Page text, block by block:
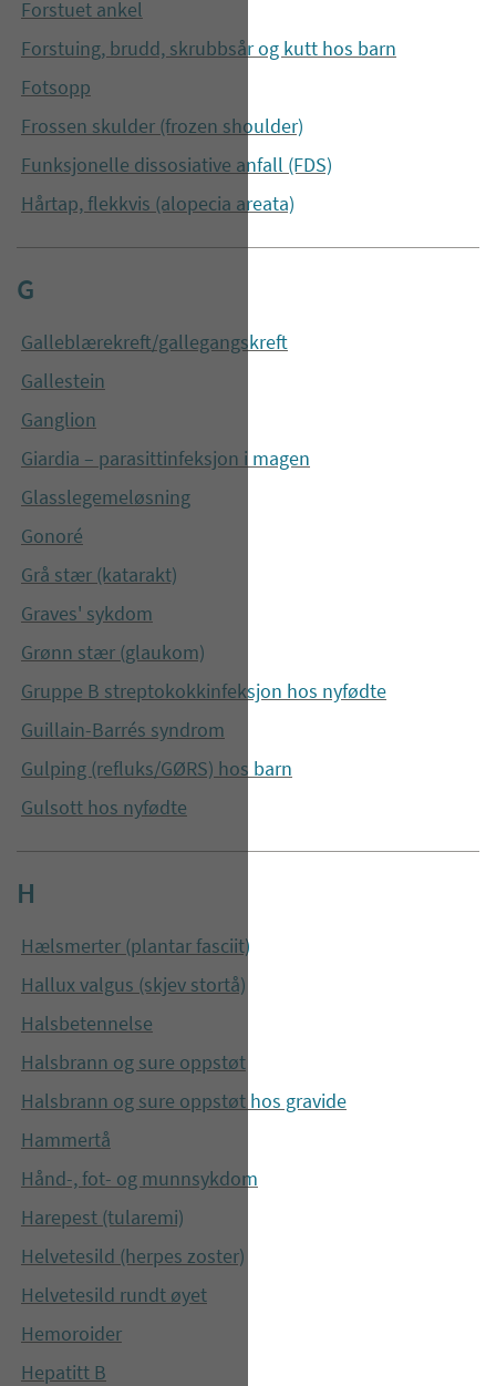
Forstuet ankel
Forstuing, brudd, skrubbsår og kutt hos barn
Fotsopp
Frossen skulder (frozen shoulder)
Funksjonelle dissosiative anfall (FDS)
Hårtap, flekkvis (alopecia areata)
G
Galleblærekreft/gallegangskreft
Gallestein
Ganglion
Giardia – parasittinfeksjon i magen
Glasslegemeløsning
Gonoré
Grå stær (katarakt)
Graves' sykdom
Grønn stær (glaukom)
Gruppe B streptokokkinfeksjon hos nyfødte
Guillain-Barrés syndrom
Gulping (refluks/GØRS) hos barn
Gulsott hos nyfødte
H
Hælsmerter (plantar fasciit)
Hallux valgus (skjev stortå)
Halsbetennelse
Halsbrann og sure oppstøt
Halsbrann og sure oppstøt hos gravide
Hammertå
Hånd-, fot- og munnsykdom
Harepest (tularemi)
Helvetesild (herpes zoster)
Helvetesild rundt øyet
Hemoroider
Hepatitt B